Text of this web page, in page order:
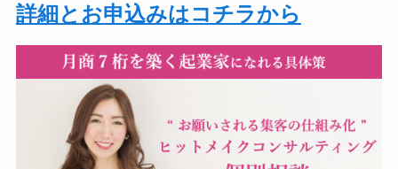
詳細とお申込みはコチラから